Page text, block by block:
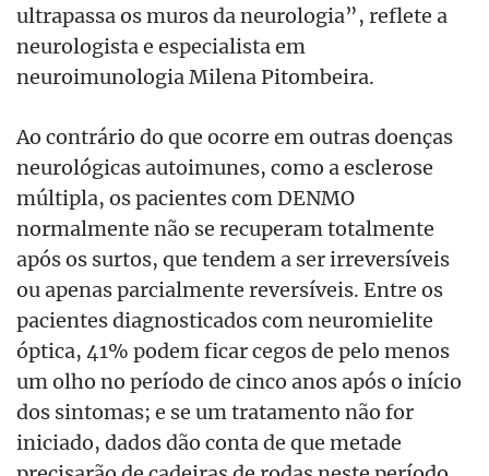
ultrapassa os muros da neurologia”, reflete a
neurologista e especialista em
neuroimunologia Milena Pitombeira.
Ao contrário do que ocorre em outras doenças
neurológicas autoimunes, como a esclerose
múltipla, os pacientes com DENMO
normalmente não se recuperam totalmente
após os surtos, que tendem a ser irreversíveis
ou apenas parcialmente reversíveis. Entre os
pacientes diagnosticados com neuromielite
óptica, 41% podem ficar cegos de pelo menos
um olho no período de cinco anos após o início
dos sintomas; e se um tratamento não for
iniciado, dados dão conta de que metade